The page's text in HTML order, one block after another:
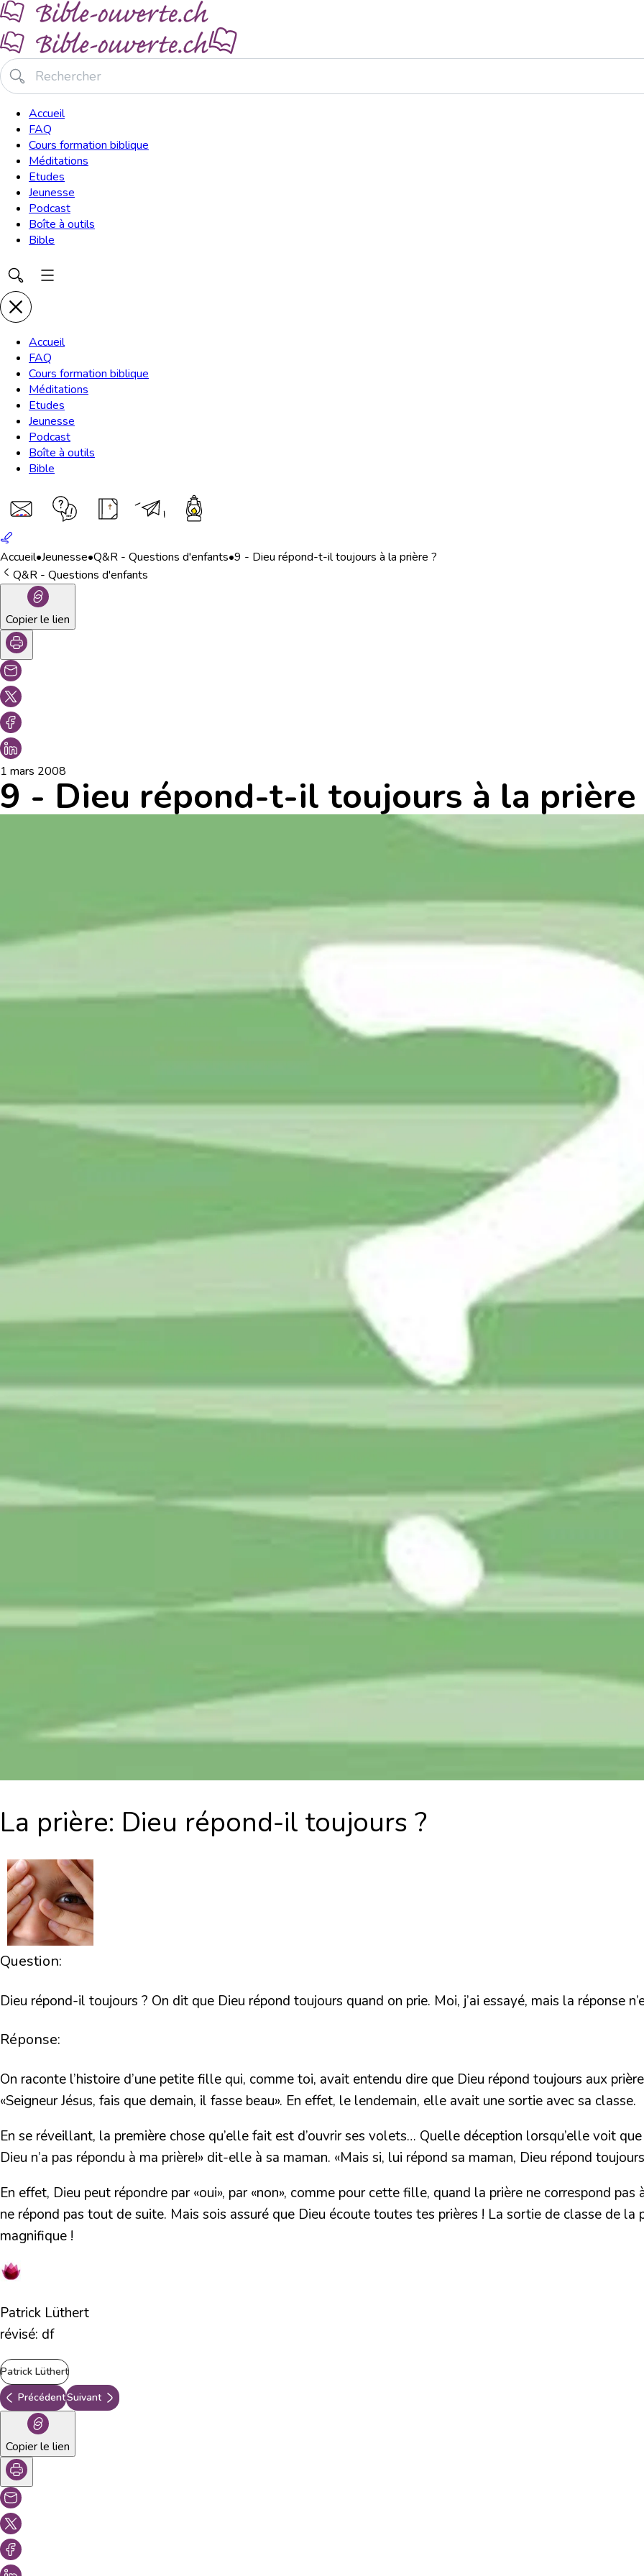
Accueil
FAQ
Cours formation biblique
Méditations
Etudes
Jeunesse
Podcast
Boîte à outils
Bible
Accueil
FAQ
Cours formation biblique
Méditations
Etudes
Jeunesse
Podcast
Boîte à outils
Bible
Accueil•Jeunesse•Q&R - Questions d'enfants•9 - Dieu répond-t-il toujours à la prière ?
Q&R - Questions d'enfants
Copier le lien
1 mars 2008
9 - Dieu répond-t-il toujours à la prière
La prière: Dieu répond-il toujours ?
Question:
Dieu répond-il toujours ? On dit que Dieu répond toujours quand on prie. Moi, j’ai essayé, mais la réponse
Réponse:
On raconte l’histoire d’une petite fille qui, comme toi, avait entendu dire que Dieu répond toujours aux
«Seigneur Jésus, fais que demain, il fasse beau». En effet, le lendemain, elle avait une sortie avec sa classe.
En se réveillant, la première chose qu’elle fait est d’ouvrir ses volets… Quelle déception lorsqu’elle voit
Dieu n’a pas répondu à ma prière!» dit-elle à sa maman. «Mais si, lui répond sa maman, Dieu répond
En effet, Dieu peut répondre par «oui», par «non», comme pour cette fille, quand la prière ne correspond
ne répond pas tout de suite. Mais sois assuré que Dieu écoute toutes tes prières ! La sortie de classe de
magnifique !
Patrick Lüthert
révisé: df
Patrick Lüthert
PrécédentSuivant
Copier le lien